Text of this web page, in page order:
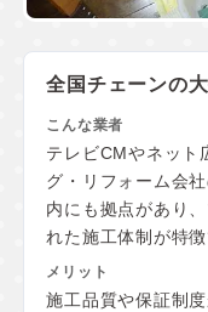
全国チェーンの
テレビCMやネット
グ・リフォーム会
内にも拠点があり
れた施工体制が特徴
施工品質や保証制